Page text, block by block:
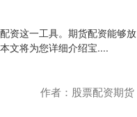
资这一工具。期货配资能够放
文将为您详细介绍宝....
作者：股票配资期货